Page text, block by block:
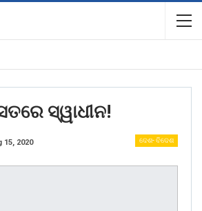
ସ୍ୱାଧୀନ!
ଦେଶ- ବିଦେଶ
15, 2020